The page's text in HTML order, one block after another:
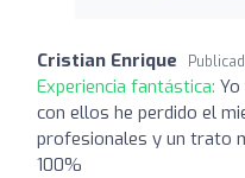
Cristian Enrique
Experiencia fantástica:
con ellos he perdido el
profesionales y un trato
100%